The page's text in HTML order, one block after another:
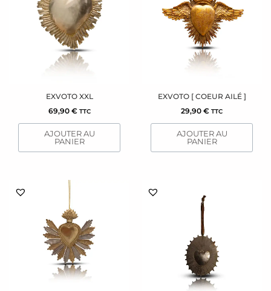
EXVOTO XXL
69,90 € TTC
AJOUTER AU
PANIER
EXVOTO [ COEUR AILÉ ]
29,90 € TTC
AJOUTER AU
PANIER